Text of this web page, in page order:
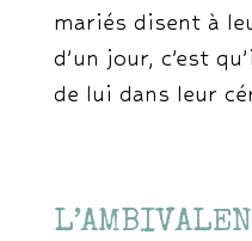
mariés disent à
d’un jour, c’est
de lui dans leur